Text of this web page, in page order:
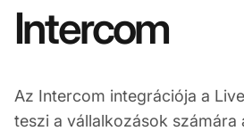
Intercom
Az Intercom integrációja a
teszi a vállalkozások számára